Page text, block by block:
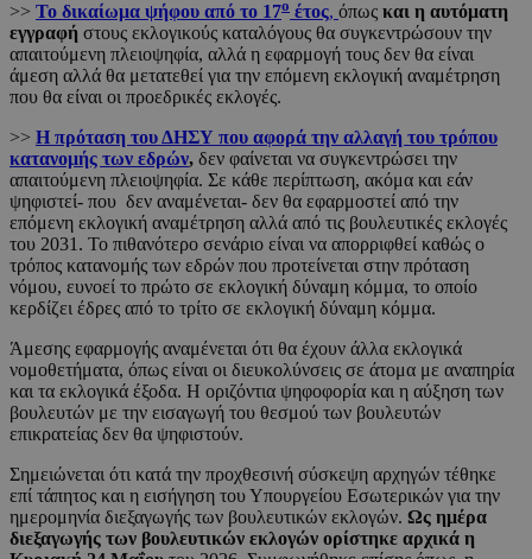
>> Το δικαίωμα ψήφου από το 17ο έτος, όπως και η αυτόματη
εγγραφή στους εκλογικούς καταλόγους θα συγκεντρώσουν την
απαιτούμενη πλειοψηφία, αλλά η εφαρμογή τους δεν θα είναι
άμεση αλλά θα μετατεθεί για την επόμενη εκλογική αναμέτρηση
που θα είναι οι προεδρικές εκλογές.
>> Η πρόταση του ΔΗΣΥ που αφορά την αλλαγή του τρόπου
κατανομής των εδρών, δεν φαίνεται να συγκεντρώσει την
απαιτούμενη πλειοψηφία. Σε κάθε περίπτωση, ακόμα και εάν
ψηφιστεί- που δεν αναμένεται- δεν θα εφαρμοστεί από την
επόμενη εκλογική αναμέτρηση αλλά από τις βουλευτικές εκλογές
του 2031. Το πιθανότερο σενάριο είναι να απορριφθεί καθώς ο
τρόπος κατανομής των εδρών που προτείνεται στην πρόταση
νόμου, ευνοεί το πρώτο σε εκλογική δύναμη κόμμα, το οποίο
κερδίζει έδρες από το τρίτο σε εκλογική δύναμη κόμμα.
Άμεσης εφαρμογής αναμένεται ότι θα έχουν άλλα εκλογικά
νομοθετήματα, όπως είναι οι διευκολύνσεις σε άτομα με αναπηρία
και τα εκλογικά έξοδα. Η οριζόντια ψηφοφορία και η αύξηση των
βουλευτών με την εισαγωγή του θεσμού των βουλευτών
επικρατείας δεν θα ψηφιστούν.
Σημειώνεται ότι κατά την προχθεσινή σύσκεψη αρχηγών τέθηκε
επί τάπητος και η εισήγηση του Υπουργείου Εσωτερικών για την
ημερομηνία διεξαγωγής των βουλευτικών εκλογών. Ως ημέρα
διεξαγωγής των βουλευτικών εκλογών ορίστηκε αρχικά η